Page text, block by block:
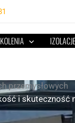
przemysłowych
i skuteczność